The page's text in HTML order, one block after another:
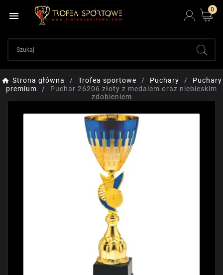

0
Strona główna Trofea sportowe Puchary
Puchary
premium
Puchar 26206 złoty z medalem oraz niebieskim
zdobieniem